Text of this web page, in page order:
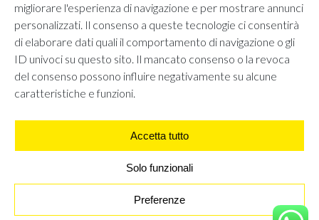
migliorare l'esperienza di navigazione e per mostrare annunci
personalizzati. Il consenso a queste tecnologie ci consentirà
di elaborare dati quali il comportamento di navigazione o gli
ID univoci su questo sito. Il mancato consenso o la revoca
del consenso possono influire negativamente su alcune
caratteristiche e funzioni.
Accetta tutto
Solo funzionali
Preferenze
RESI E RIMBORSI
REGOLAMENTO LOYALTY
CONTATTACI
PRIVACY POLICY COOKIE POLICY
UNI GRUPPO S.R.L - Viale Angelo Filippetti 24, 20122 Milano.
All right reserved P.IVA 10405840967